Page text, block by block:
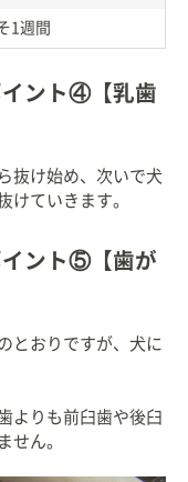
1週間
イント④【乳歯
抜け始め、次いで犬
けていきます。
イント⑤【歯が
とおりですが、犬に
よりも前臼歯や後臼
せん。